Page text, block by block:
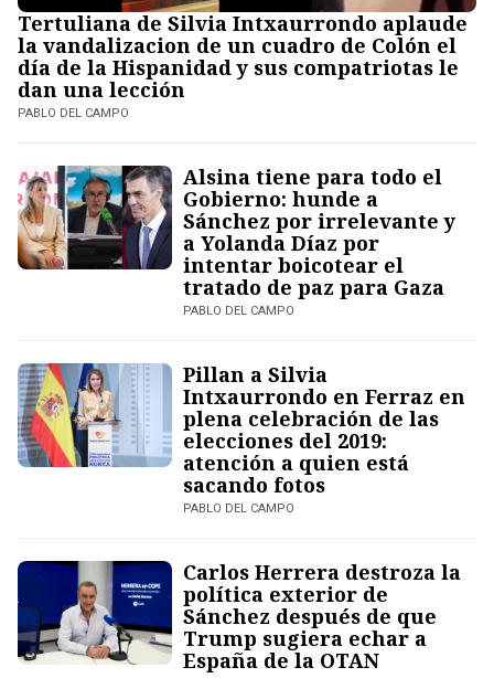
Tertuliana de Silvia Intxaurrondo aplaude
la vandalizacion de un cuadro de Colón el
día de la Hispanidad y sus compatriotas le
dan una lección
PABLO DEL CAMPO
Alsina tiene para todo el
Gobierno: hunde a
Sánchez por irrelevante y
a Yolanda Díaz por
intentar boicotear el
tratado de paz para Gaza
PABLO DEL CAMPO
Pillan a Silvia
Intxaurrondo en Ferraz en
plena celebración de las
elecciones del 2019:
atención a quien está
sacando fotos
PABLO DEL CAMPO
Carlos Herrera destroza la
política exterior de
Sánchez después de que
Trump sugiera echar a
España de la OTAN